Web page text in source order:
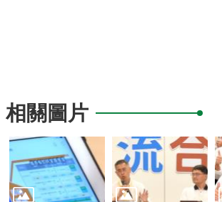
R
S
S
E
相關圖片